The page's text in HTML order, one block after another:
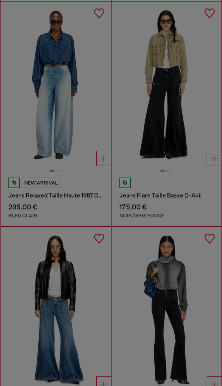
NEW ARRIVAL
Jeans Relaxed Taille Haute 1987 D-Khelz
295,00 €
BLEU CLAIR
Jeans Flare Taille Basse D-Akii
175,00 €
NOIR/GRIS FONCÉ